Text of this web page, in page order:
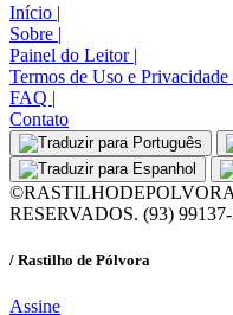
Início |
Sobre |
Painel do Leitor |
Termos de Uso e Privacidade
FAQ |
Contato
RESERVADOS. (93) 99137-
/ Rastilho de Pólvora
Assine